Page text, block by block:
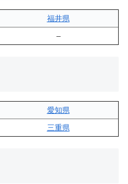
福井県
–
愛知県
三重県